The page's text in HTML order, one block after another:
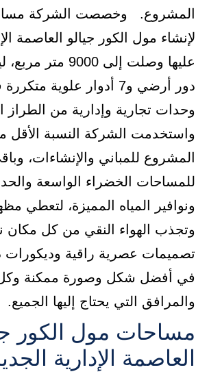
المشروع. وخصصت الشركة
لإنشاء مول الكور جيالو العاصمة
عليها وصلت إلى
دور أرضي و7 أدوار علوية
وحدات تجارية وإدارية من الطراز
واستخدمت الشركة النسبة
المشروع للمباني والإنشاءات،
للمساحات الخضراء الواسعة
ونوافير المياه المميزة، لتعطي
وتجذب الهواء النقي من كل مكان
تصميمات عصرية راقية وديكورات
في أفضل شكل وصورة ممكنة
والمرافق التي يحتاج إليها الجميع.
مساحات مول الكور
العاصمة الإدارية